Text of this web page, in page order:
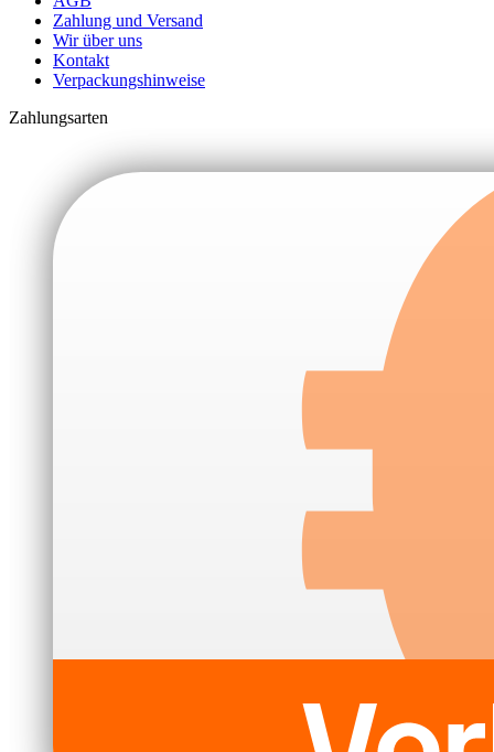
Zahlung und Versand
Wir über uns
Kontakt
Verpackungshinweise
Zahlungsarten